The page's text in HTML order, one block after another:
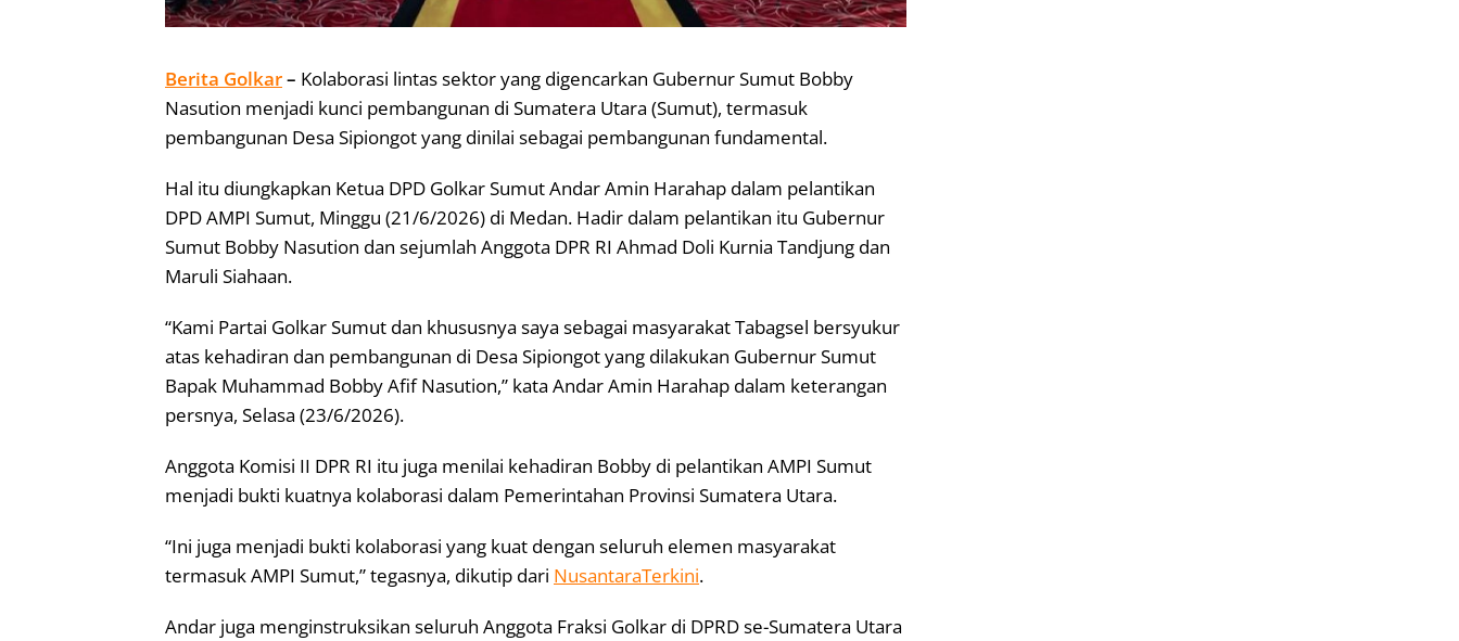
Berita Golkar– Kolaborasi lintas sektor yang digencarkan Gubernur Sumut Bobby
Nasution menjadi kunci pembangunan di Sumatera Utara (Sumut), termasuk
pembangunan Desa Sipiongot yang dinilai sebagai pembangunan fundamental.
Hal itu diungkapkan Ketua DPD Golkar Sumut Andar Amin Harahap dalam pelantikan
DPD AMPI Sumut, Minggu (21/6/2026) di Medan. Hadir dalam pelantikan itu Gubernur
Sumut Bobby Nasution dan sejumlah Anggota DPR RI Ahmad Doli Kurnia Tandjung dan
Maruli Siahaan.
“Kami Partai Golkar Sumut dan khususnya saya sebagai masyarakat Tabagsel bersyukur
atas kehadiran dan pembangunan di Desa Sipiongot yang dilakukan Gubernur Sumut
Bapak Muhammad Bobby Afif Nasution,” kata Andar Amin Harahap dalam keterangan
persnya, Selasa (23/6/2026).
Anggota Komisi II DPR RI itu juga menilai kehadiran Bobby di pelantikan AMPI Sumut
menjadi bukti kuatnya kolaborasi dalam Pemerintahan Provinsi Sumatera Utara.
“Ini juga menjadi bukti kolaborasi yang kuat dengan seluruh elemen masyarakat
termasuk AMPI Sumut,” tegasnya, dikutip dari NusantaraTerkini.
Andar juga menginstruksikan seluruh Anggota Fraksi Golkar di DPRD se-Sumatera Utara